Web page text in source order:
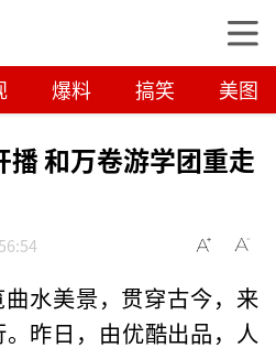
爆料 搞笑 美图
播 和万卷游学团重走
水美景，贯穿古今，来
昨日，由优酷出品，人